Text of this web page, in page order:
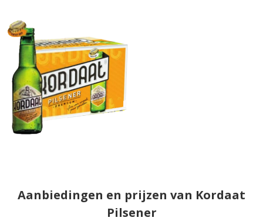
Aanbiedingen en prijzen van Kordaat
Pilsener